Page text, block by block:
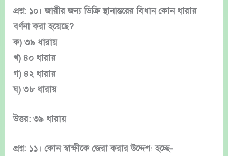
প্রশ্ন: ১০। জারীর জন্য ডিক্রি স্থানান্তরের বিধান কোন ধারায়
বর্ণনা করা হয়েছে?
ক) ৩৯ ধারায়
খ) ৪০ ধারায়
গ) ৪২ ধারায়
ঘ) ৩৮ ধারায়
উত্তর: ৩৯ ধারায়
প্রশ্ন: ১১। কোন স্বাক্ষীকে জেরা করার উদ্দেশ্য হচ্ছে-